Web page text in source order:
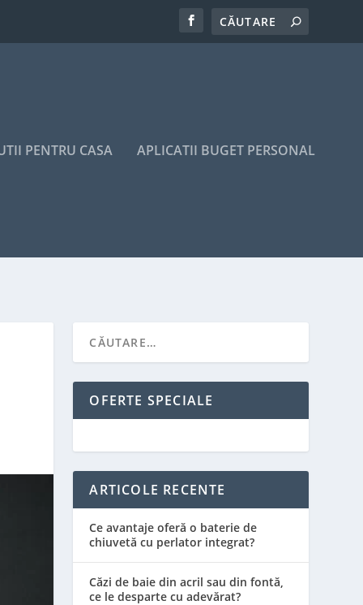
PENTRU CASA APLICATII BUGET PERSONAL
OFERTE SPECIALE
ARTICOLE RECENTE
Ce avantaje oferă o baterie de
chiuvetă cu perlator integrat?
Căzi de baie din acril sau din fontă,
ce le desparte cu adevărat?